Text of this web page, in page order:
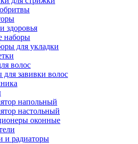
здоровья
наборы
для укладки
волос
завивки волос
напольный
настольный
оконные
и радиаторы